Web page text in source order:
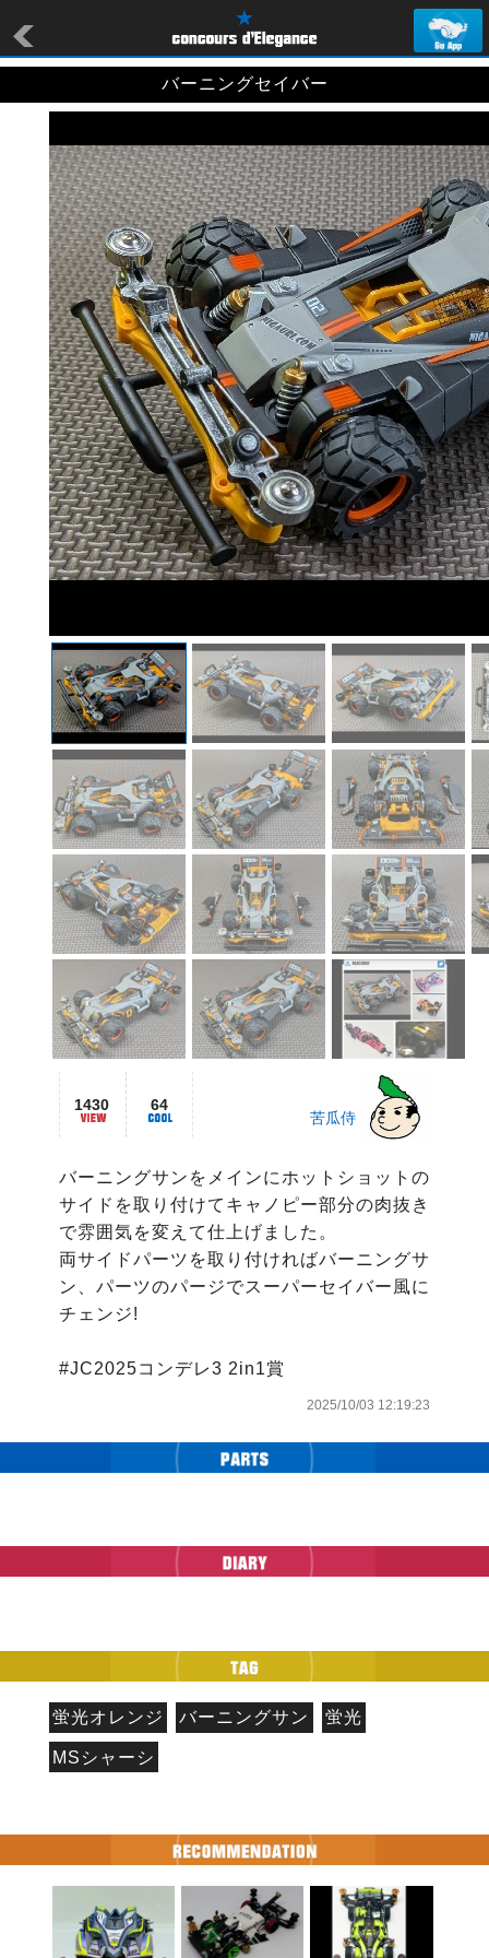
バーニングセイバー
1430 64
苦瓜侍
バーニングサンをメインにホットショットの
サイドを取り付けてキャノピー部分の肉抜き
で雰囲気を変えて仕上げました。
両サイドパーツを取り付ければバーニングサ
ン、パーツのパージでスーパーセイバー風に
チェンジ!
#JC2025コンデレ3 2in1賞
2025/10/03 12:19:23
蛍光オレンジ バーニングサン 蛍光
MSシャーシ